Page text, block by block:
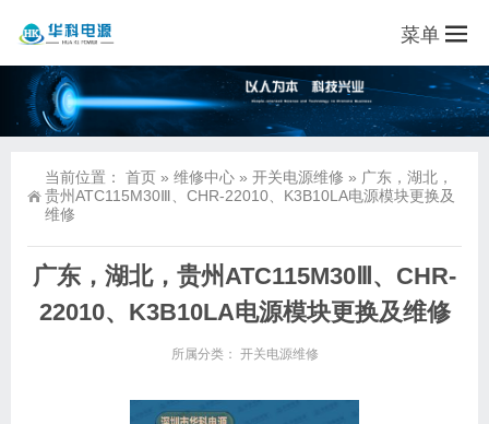
菜单
当前位置： 首页 » 维修中心 » 开关电源维修 » 广东，湖北，
贵州ATC115M30Ⅲ、CHR-22010、K3B10LA电源模块更换及
维修
广东，湖北，贵州ATC115M30Ⅲ、CHR-
22010、K3B10LA电源模块更换及维修
所属分类： 开关电源维修